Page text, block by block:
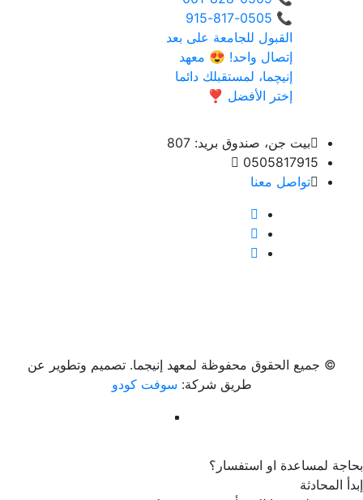
بيت جن، صندوق بريد: 807
0505817915
تواصل معنا
© جميع الحقوق محفوظة لمعهد إنيجما. تصميم وتطوير عن
طريق شركة: سوفت كودو
بحاجة لمساعدة او استفسار؟
إبدأ المحادثة